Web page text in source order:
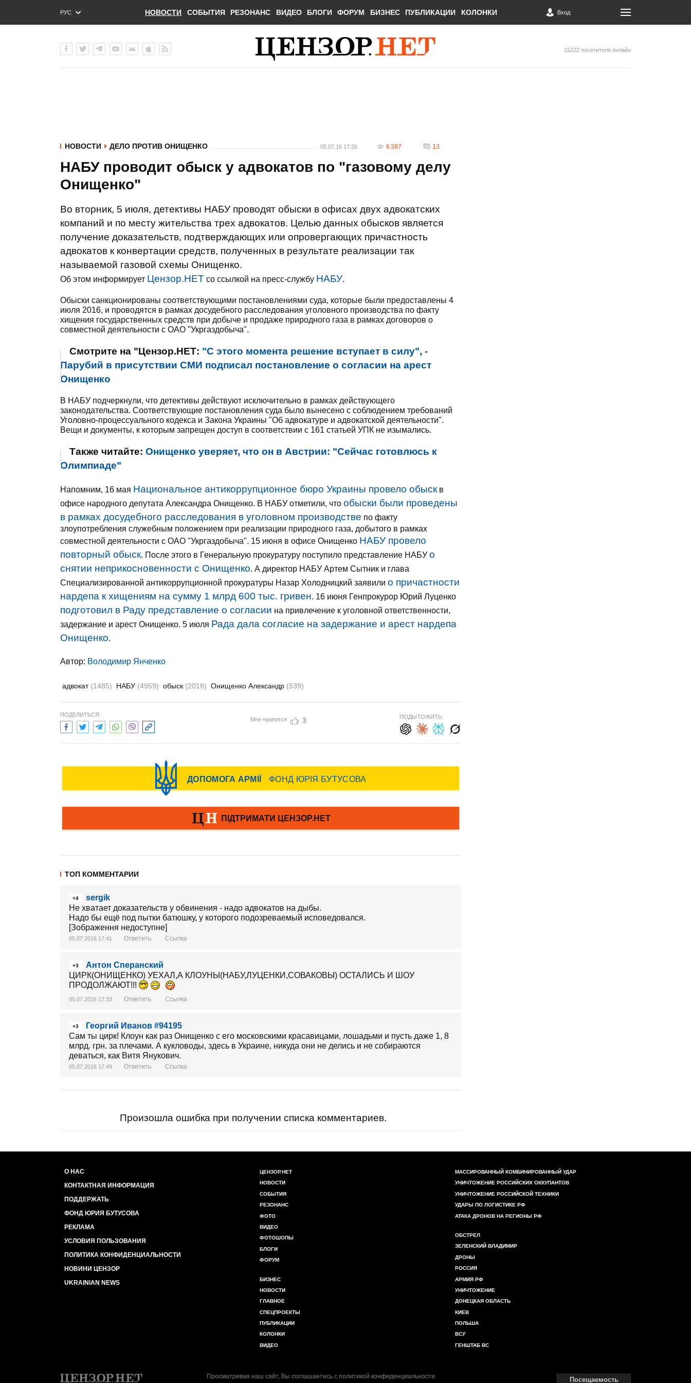
РУС
ENG
НОВОСТИ СОБЫТИЯ РЕЗОНАНС ВИДЕО БЛОГИ ФОРУМ БИЗНЕС ПУБЛИКАЦИИ КОЛОНКИ Вход
15222 посетителя онлайн
НОВОСТИ ДЕЛО ПРОТИВ ОНИЩЕНКО 05.07.16 17:26 6 387 13
НАБУ проводит обыск у адвокатов по "газовому делу
Онищенко"
Во вторник, 5 июля, детективы НАБУ проводят обыски в офисах двух адвокатских
компаний и по месту жительства трех адвокатов. Целью данных обысков является
получение доказательств, подтверждающих или опровергающих причастность
адвокатов к конвертации средств, полученных в результате реализации так
называемой газовой схемы Онищенко.
Об этом информирует Цензор.НЕТ со ссылкой на пресс-службу НАБУ.
Обыски санкционированы соответствующими постановлениями суда, которые были предоставлены 4
июля 2016, и проводятся в рамках досудебного расследования уголовного производства по факту
хищения государственных средств при добыче и продаже природного газа в рамках договоров о
совместной деятельности с ОАО "Укргаздобыча".
Смотрите на "Цензор.НЕТ: "С этого момента решение вступает в силу", -
Парубий в присутствии СМИ подписал постановление о согласии на арест
Онищенко
В НАБУ подчеркнули, что детективы действуют исключительно в рамках действующего
законодательства. Соответствующие постановления суда было вынесено с соблюдением требований
Уголовно-процессуального кодекса и Закона Украины "Об адвокатуре и адвокатской деятельности".
Вещи и документы, к которым запрещен доступ в соответствии с 161 статьей УПК не изымались.
Также читайте: Онищенко уверяет, что он в Австрии: "Сейчас готовлюсь к
Олимпиаде"
Напомним, 16 мая Национальное антикоррупционное бюро Украины провело обыск в
офисе народного депутата Александра Онищенко. В НАБУ отметили, что обыски были проведены
в рамках досудебного расследования в уголовном производстве по факту
злоупотребления служебным положением при реализации природного газа, добытого в рамках
совместной деятельности с ОАО "Укргаздобыча". 15 июня в офисе Онищенко НАБУ провело
повторный обыск. После этого в Генеральную прокуратуру поступило представление НАБУ о
снятии неприкосновенности с Онищенко. А директор НАБУ Артем Сытник и глава
Специализированной антикоррупционной прокуратуры Назар Холодницкий заявили о причастности
нардепа к хищениям на сумму 1 млрд 600 тыс. гривен. 16 июня Генпрокурор Юрий Луценко
подготовил в Раду представление о согласии на привлечение к уголовной ответственности,
задержание и арест Онищенко. 5 июля Рада дала согласие на задержание и арест нардепа
Онищенко.
Автор: Володимир Янченко
адвокат (1485) НАБУ (4959) обыск (2018) Онищенко Александр (539)
ПОДЕЛИТЬСЯ:
Мне нравится 3 ПОДЫТОЖИТЬ:
ТОП КОММЕНТАРИИ
+4
sergik
Не хватает доказательств у обвинения - надо адвокатов на дыбы.
Надо бы ещё под пытки батюшку, у которого подозреваемый исповедовался.
[Зображення недоступне]
05.07.2016 17:41 Ответить Ссылка
+3
Антон Сперанский
ЦИРК(ОНИЩЕНКО) УЕХАЛ,А КЛОУНЫ(НАБУ,ЛУЦЕНКИ,СОВАКОВЫ) ОСТАЛИСЬ И ШОУ
ПРОДОЛЖАЮТ!!!
05.07.2016 17:33 Ответить Ссылка
+3
Георгий Иванов #94195
Сам ты цирк! Клоун как раз Онищенко с его московскими красавицами, лошадьми и пусть даже 1, 8
млрд. грн. за плечами. А кукловоды, здесь в Украине, никуда они не делись и не собираются
деваться, как Витя Янукович.
05.07.2016 17:49 Ответить Ссылка
Произошла ошибка при получении списка комментариев.
О НАС
КОНТАКТНАЯ ИНФОРМАЦИЯ
ПОДДЕРЖАТЬ
ФОНД ЮРИЯ БУТУСОВА
РЕКЛАМА
УСЛОВИЯ ПОЛЬЗОВАНИЯ
ПОЛИТИКА КОНФИДЕНЦИАЛЬНОСТИ
НОВИНИ ЦЕНЗОР
UKRAINIAN NEWS
ЦЕНЗОР.НЕТ
НОВОСТИ
СОБЫТИЯ
РЕЗОНАНС
ФОТО
ВИДЕО
ФОТОШОПЫ
БЛОГИ
ФОРУМ
БИЗНЕС
НОВОСТИ
ГЛАВНОЕ
СПЕЦПРОЕКТЫ
ПУБЛИКАЦИИ
КОЛОНКИ
ВИДЕО
МАССИРОВАННЫЙ КОМБИНИРОВАННЫЙ УДАР
УНИЧТОЖЕНИЕ РОССИЙСКИХ ОККУПАНТОВ
УНИЧТОЖЕНИЕ РОССИЙСКОЙ ТЕХНИКИ
УДАРЫ ПО ЛОГИСТИКЕ РФ
АТАКА ДРОНОВ НА РЕГИОНЫ РФ
ОБСТРЕЛ
ЗЕЛЕНСКИЙ ВЛАДИМИР
ДРОНЫ
РОССИЯ
АРМИЯ РФ
УНИЧТОЖЕНИЕ
ДОНЕЦКАЯ ОБЛАСТЬ
КИЕВ
ПОЛЬША
ВСУ
ГЕНШТАБ ВС
Просматривая наш сайт, Вы соглашаетесь с политикой конфиденциальности. Посещаемость